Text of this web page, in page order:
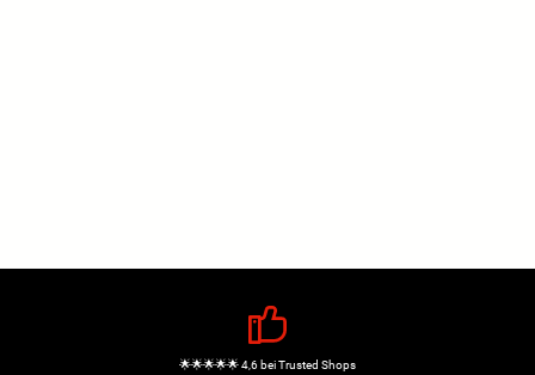
🌟🌟🌟🌟🌟 4,6 bei Trusted Shops